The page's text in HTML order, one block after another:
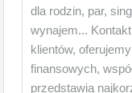
dla rodzin, par,
wynajem...
klientów,
finansowych,
przedstawią